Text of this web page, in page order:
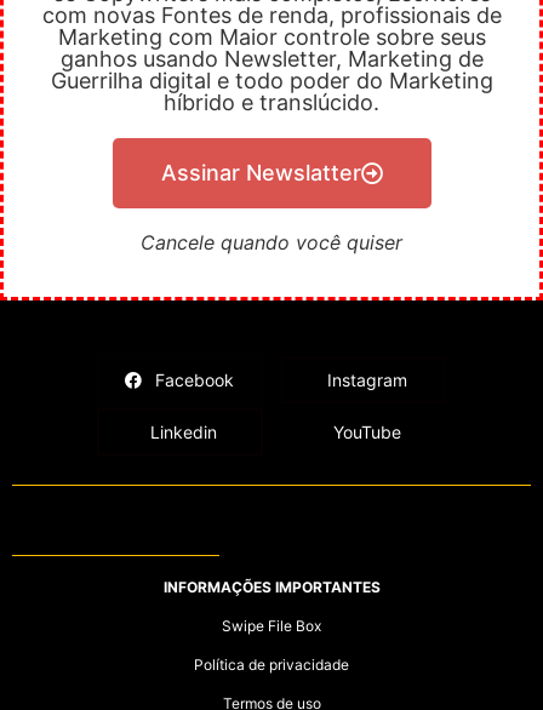
com novas Fontes de renda, profissionais de
Marketing com Maior controle sobre seus
ganhos usando Newsletter, Marketing de
Guerrilha digital e todo poder do Marketing
híbrido e translúcido.
Assinar Newslatter
Cancele quando você quiser
Facebook Instagram
Linkedin YouTube
INFORMAÇÕES IMPORTANTES
Swipe File Box
Política de privacidade
Termos de uso